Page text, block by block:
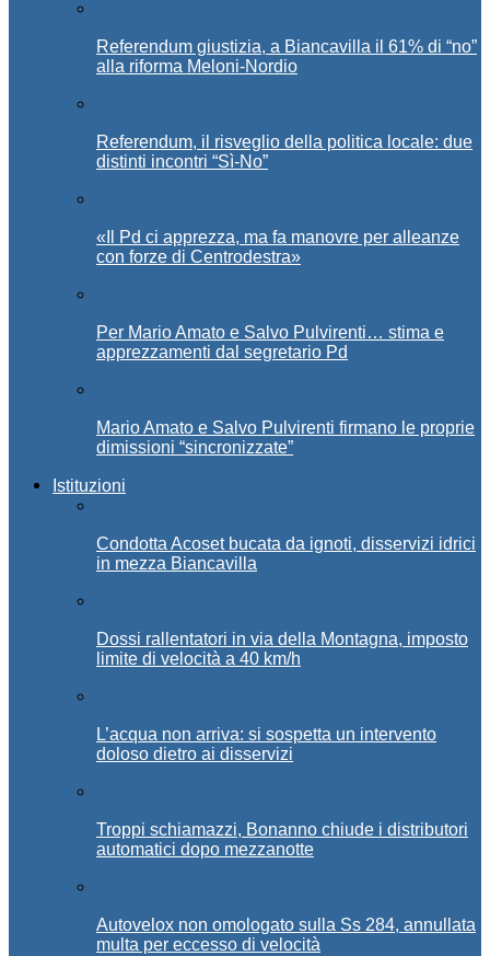
Referendum giustizia, a Biancavilla il 61% di “no”
alla riforma Meloni-Nordio
Referendum, il risveglio della politica locale: due
distinti incontri “Sì-No”
«Il Pd ci apprezza, ma fa manovre per alleanze
con forze di Centrodestra»
Per Mario Amato e Salvo Pulvirenti… stima e
apprezzamenti dal segretario Pd
Mario Amato e Salvo Pulvirenti firmano le proprie
dimissioni “sincronizzate”
Istituzioni
Condotta Acoset bucata da ignoti, disservizi idrici
in mezza Biancavilla
Dossi rallentatori in via della Montagna, imposto
limite di velocità a 40 km/h
L’acqua non arriva: si sospetta un intervento
doloso dietro ai disservizi
Troppi schiamazzi, Bonanno chiude i distributori
automatici dopo mezzanotte
Autovelox non omologato sulla Ss 284, annullata
multa per eccesso di velocità